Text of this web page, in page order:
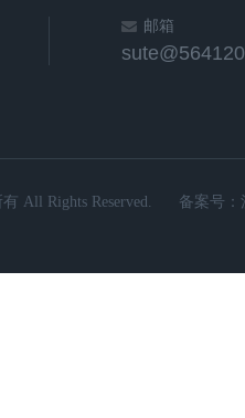
邮箱
All Rights Reserved. 备案号：